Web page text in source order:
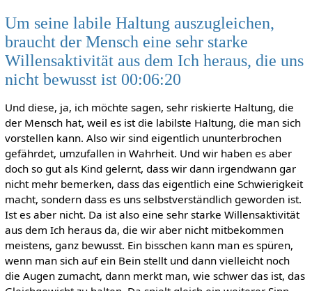
Um seine labile Haltung auszugleichen,
braucht der Mensch eine sehr starke
Willensaktivität aus dem Ich heraus, die uns
nicht bewusst ist 00:06:20
Und diese, ja, ich möchte sagen, sehr riskierte Haltung, die
der Mensch hat, weil es ist die labilste Haltung, die man sich
vorstellen kann. Also wir sind eigentlich ununterbrochen
gefährdet, umzufallen in Wahrheit. Und wir haben es aber
doch so gut als Kind gelernt, dass wir dann irgendwann gar
nicht mehr bemerken, dass das eigentlich eine Schwierigkeit
macht, sondern dass es uns selbstverständlich geworden ist.
Ist es aber nicht. Da ist also eine sehr starke Willensaktivität
aus dem Ich heraus da, die wir aber nicht mitbekommen
meistens, ganz bewusst. Ein bisschen kann man es spüren,
wenn man sich auf ein Bein stellt und dann vielleicht noch
die Augen zumacht, dann merkt man, wie schwer das ist, das